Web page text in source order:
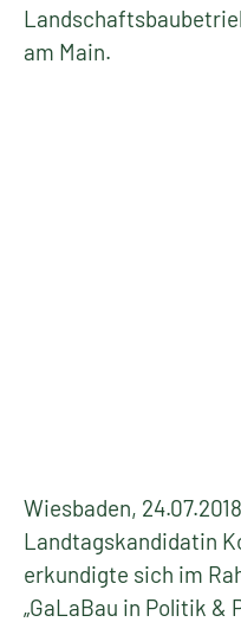
am Main.
Wiesbaden,
Landtagskandidatin
erkundigte sich im
„GaLaBau in Politik &